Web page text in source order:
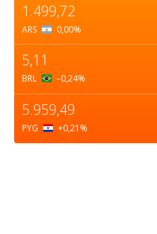
1.499,72
ARS 0,00%
5,11
BRL –0,24%
5.959,49
PYG +0,21 %